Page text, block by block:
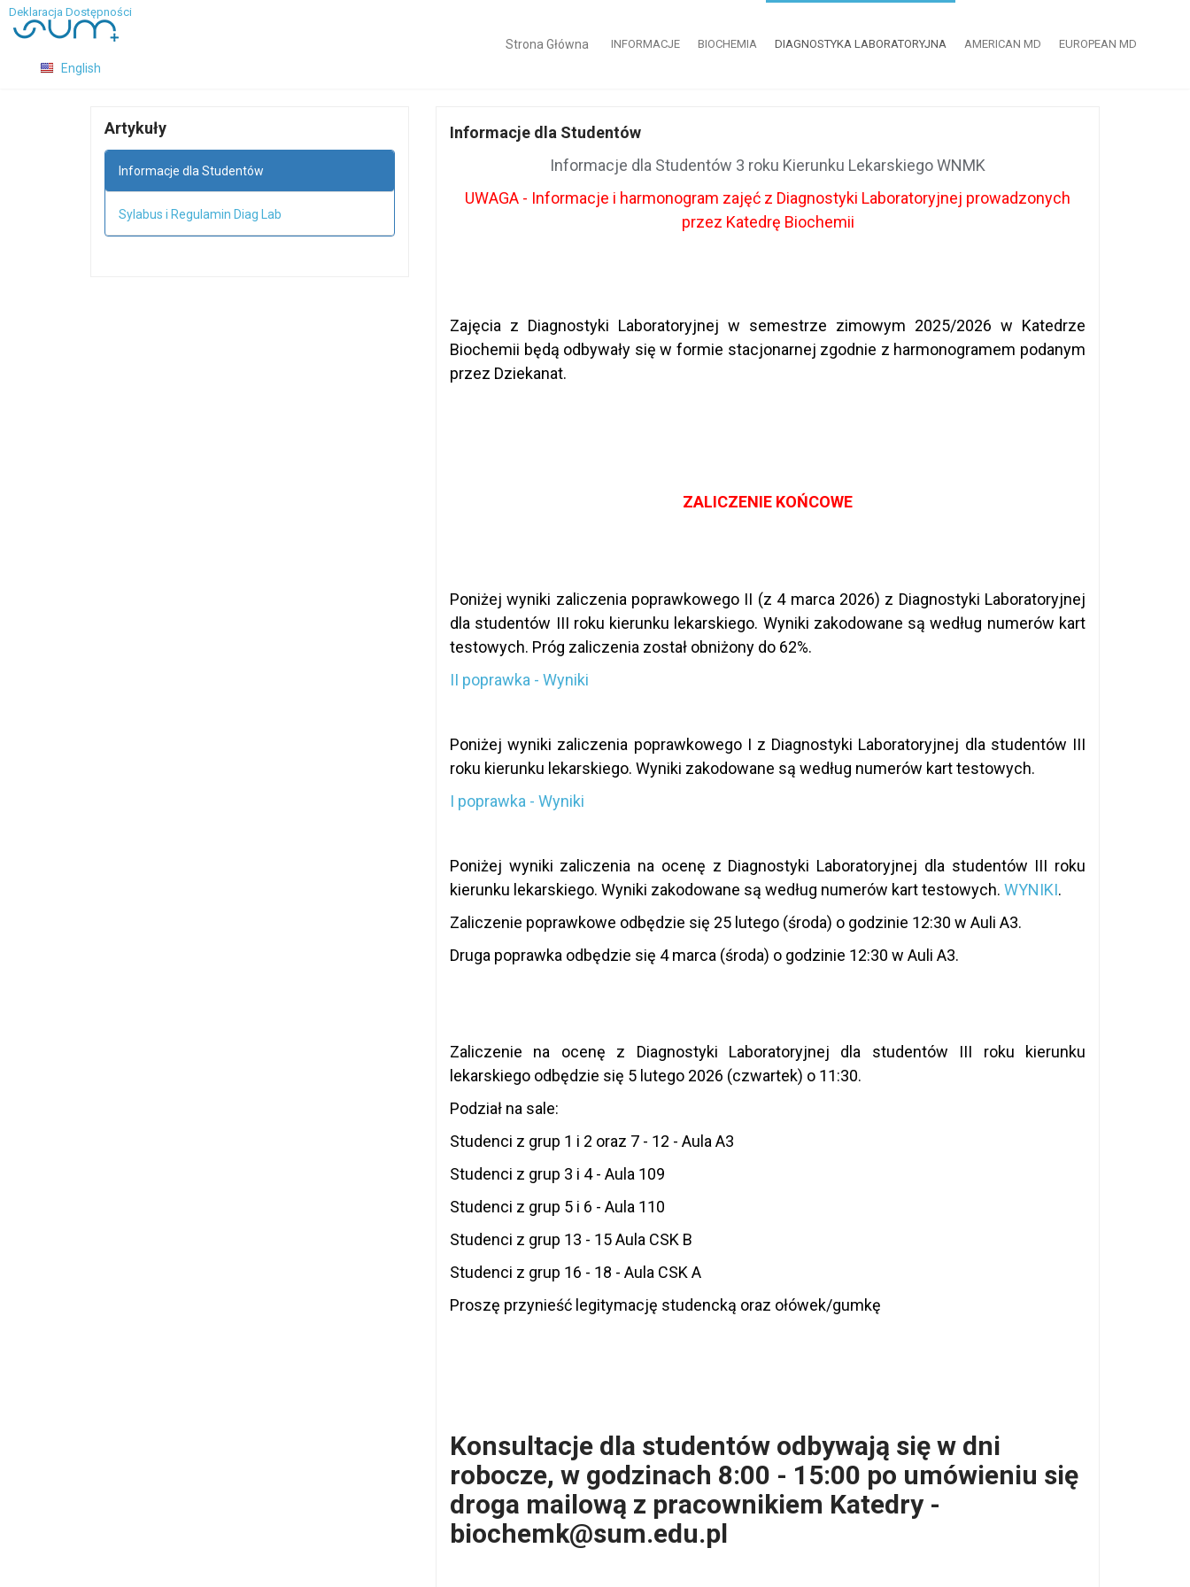
Deklaracja Dostępności
English
Strona Główna INFORMACJE BIOCHEMIA DIAGNOSTYKA LABORATORYJNA AMERICAN MD EUROPEAN MD
Artykuły
Informacje dla Studentów
Sylabus i Regulamin Diag Lab
Informacje dla Studentów
Informacje dla Studentów 3 roku Kierunku Lekarskiego WNMK
UWAGA - Informacje i harmonogram zajęć z Diagnostyki Laboratoryjnej prowadzonych
przez Katedrę Biochemii
Zajęcia z Diagnostyki Laboratoryjnej w semestrze zimowym 2025/2026 w Katedrze
Biochemii będą odbywały się w formie stacjonarnej zgodnie z harmonogramem podanym
przez Dziekanat.
ZALICZENIE KOŃCOWE
Poniżej wyniki zaliczenia poprawkowego II (z 4 marca 2026) z Diagnostyki Laboratoryjnej
dla studentów III roku kierunku lekarskiego. Wyniki zakodowane są według numerów kart
testowych. Próg zaliczenia został obniżony do 62%.
II poprawka - Wyniki
Poniżej wyniki zaliczenia poprawkowego I z Diagnostyki Laboratoryjnej dla studentów III
roku kierunku lekarskiego. Wyniki zakodowane są według numerów kart testowych.
I poprawka - Wyniki
Poniżej wyniki zaliczenia na ocenę z Diagnostyki Laboratoryjnej dla studentów III roku
kierunku lekarskiego. Wyniki zakodowane są według numerów kart testowych. WYNIKI.
Zaliczenie poprawkowe odbędzie się 25 lutego (środa) o godzinie 12:30 w Auli A3.
Druga poprawka odbędzie się 4 marca (środa) o godzinie 12:30 w Auli A3.
Zaliczenie na ocenę z Diagnostyki Laboratoryjnej dla studentów III roku kierunku
lekarskiego odbędzie się 5 lutego 2026 (czwartek) o 11:30.
Podział na sale:
Studenci z grup 1 i 2 oraz 7 - 12 - Aula A3
Studenci z grup 3 i 4 - Aula 109
Studenci z grup 5 i 6 - Aula 110
Studenci z grup 13 - 15 Aula CSK B
Studenci z grup 16 - 18 - Aula CSK A
Proszę przynieść legitymację studencką oraz ołówek/gumkę
Konsultacje dla studentów odbywają się w dni
robocze, w godzinach 8:00 - 15:00 po umówieniu się
droga mailową z pracownikiem Katedry -
biochemk@sum.edu.pl